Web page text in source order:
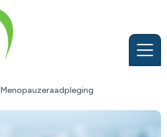
Menopauzeraadpleging